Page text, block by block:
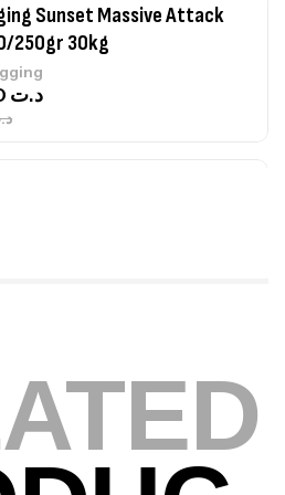
Sunset Massive Attack
250gr 30kg
د.ت
bateau,Accessoires bateaux
د.ت